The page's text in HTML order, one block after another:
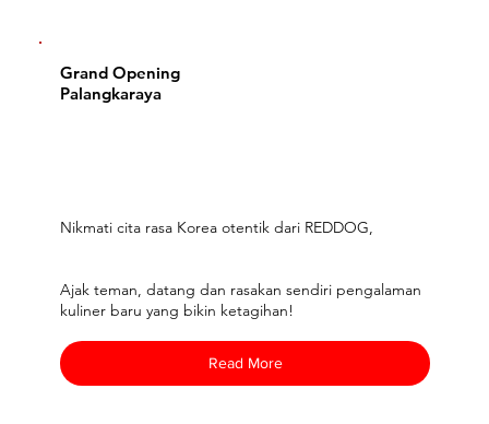
Grand Opening
Palangkaraya
Nikmati cita rasa Korea otentik dari REDDOG,
Ajak teman, datang dan rasakan sendiri pengalaman
kuliner baru yang bikin ketagihan!
Read More